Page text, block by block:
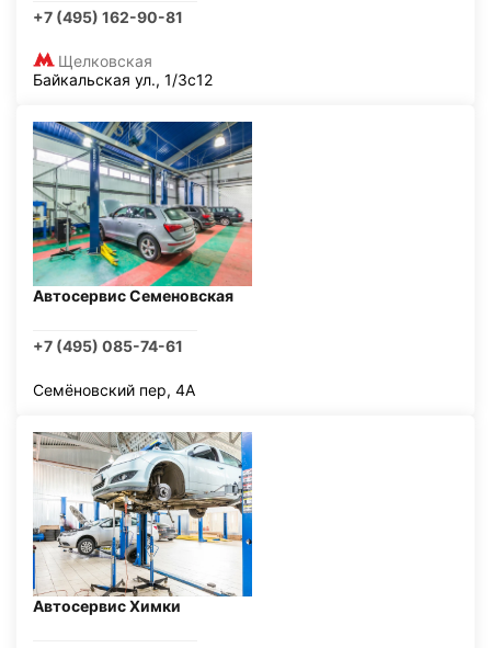
+7 (495) 162-90-81
Щелковская
Байкальская ул., 1/3с12
Автосервис Семеновская
+7 (495) 085-74-61
Семёновский пер, 4А
Автосервис Химки